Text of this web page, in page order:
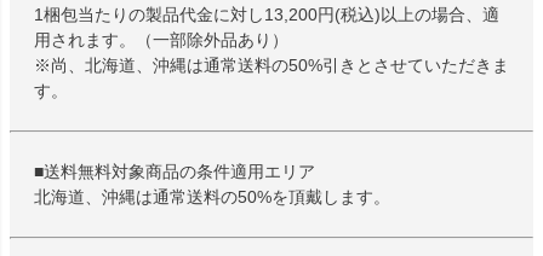
1梱包当たりの製品代金に対し13,200円(税込)以上の場合、適
用されます。（一部除外品あり）
※尚、北海道、沖縄は通常送料の50%引きとさせていただきま
す。
■送料無料対象商品の条件適用エリア
北海道、沖縄は通常送料の50%を頂戴します。